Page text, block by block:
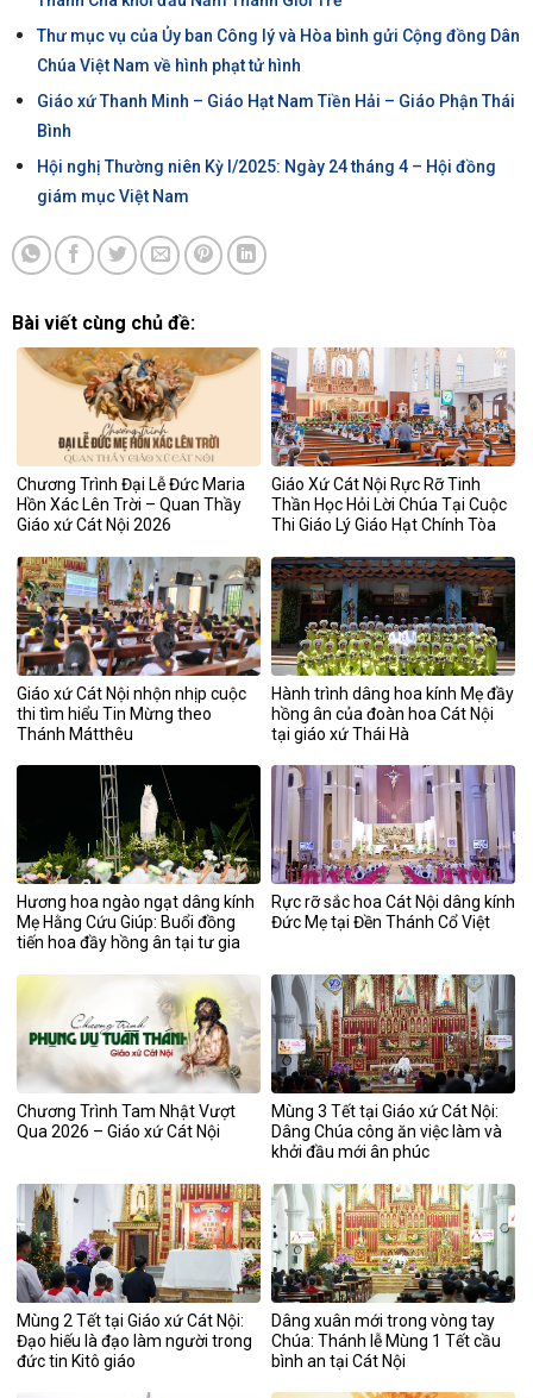
Thư mục vụ của Ủy ban Công lý và Hòa bình gửi Cộng đồng Dân
Chúa Việt Nam về hình phạt tử hình
Giáo xứ Thanh Minh – Giáo Hạt Nam Tiền Hải – Giáo Phận Thái
Bình
Hội nghị Thường niên Kỳ I/2025: Ngày 24 tháng 4 – Hội đồng
giám mục Việt Nam
Bài viết cùng chủ đề:
Chương Trình Đại Lễ Đức Maria
Hồn Xác Lên Trời – Quan Thầy
Giáo xứ Cát Nội 2026
Giáo Xứ Cát Nội Rực Rỡ Tinh
Thần Học Hỏi Lời Chúa Tại Cuộc
Thi Giáo Lý Giáo Hạt Chính Tòa
Giáo xứ Cát Nội nhộn nhịp cuộc
thi tìm hiểu Tin Mừng theo
Thánh Mátthêu
Hành trình dâng hoa kính Mẹ đầy
hồng ân của đoàn hoa Cát Nội
tại giáo xứ Thái Hà
Hương hoa ngào ngạt dâng kính
Mẹ Hằng Cứu Giúp: Buổi đồng
tiến hoa đầy hồng ân tại tư gia
Rực rỡ sắc hoa Cát Nội dâng kính
Đức Mẹ tại Đền Thánh Cổ Việt
Chương Trình Tam Nhật Vượt
Qua 2026 – Giáo xứ Cát Nội
Mùng 3 Tết tại Giáo xứ Cát Nội:
Dâng Chúa công ăn việc làm và
khởi đầu mới ân phúc
Mùng 2 Tết tại Giáo xứ Cát Nội:
Đạo hiếu là đạo làm người trong
đức tin Kitô giáo
Dâng xuân mới trong vòng tay
Chúa: Thánh lễ Mùng 1 Tết cầu
bình an tại Cát Nội